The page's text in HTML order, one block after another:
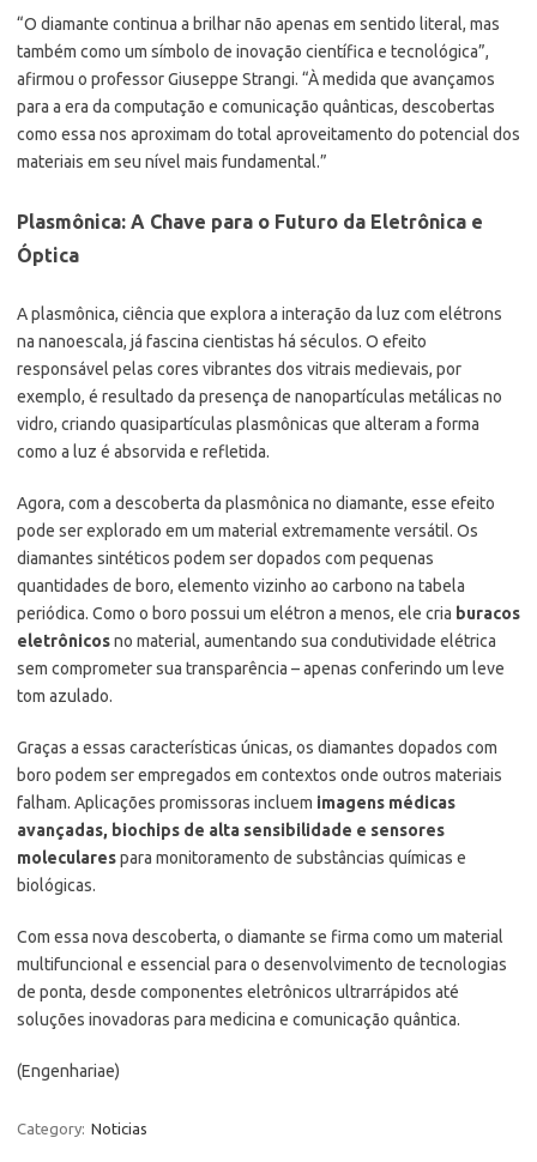
“O diamante continua a brilhar não apenas em sentido literal, mas
também como um símbolo de inovação científica e tecnológica”,
afirmou o professor Giuseppe Strangi. “À medida que avançamos
para a era da computação e comunicação quânticas, descobertas
como essa nos aproximam do total aproveitamento do potencial dos
materiais em seu nível mais fundamental.”
Plasmônica: A Chave para o Futuro da Eletrônica e
Óptica
A plasmônica, ciência que explora a interação da luz com elétrons
na nanoescala, já fascina cientistas há séculos. O efeito
responsável pelas cores vibrantes dos vitrais medievais, por
exemplo, é resultado da presença de nanopartículas metálicas no
vidro, criando quasipartículas plasmônicas que alteram a forma
como a luz é absorvida e refletida.
Agora, com a descoberta da plasmônica no diamante, esse efeito
pode ser explorado em um material extremamente versátil. Os
diamantes sintéticos podem ser dopados com pequenas
quantidades de boro, elemento vizinho ao carbono na tabela
periódica. Como o boro possui um elétron a menos, ele cria buracos
eletrônicosno material, aumentando sua condutividade elétrica
sem comprometer sua transparência – apenas conferindo um leve
tom azulado.
Graças a essas características únicas, os diamantes dopados com
boro podem ser empregados em contextos onde outros materiais
falham. Aplicações promissoras incluem imagens médicas
avançadas, biochips de alta sensibilidade e sensores
molecularespara monitoramento de substâncias químicas e
biológicas.
Com essa nova descoberta, o diamante se firma como um material
multifuncional e essencial para o desenvolvimento de tecnologias
de ponta, desde componentes eletrônicos ultrarrápidos até
soluções inovadoras para medicina e comunicação quântica.
(Engenhariae)
Category: Noticias